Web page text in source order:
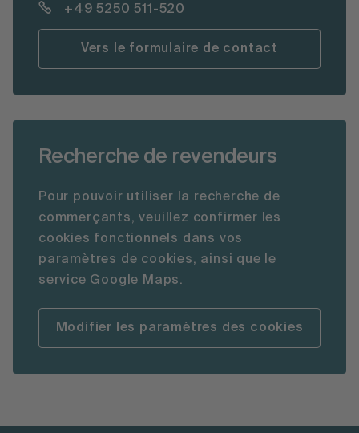
+49 5250 511-520
Vers le formulaire de contact
Recherche de revendeurs
Pour pouvoir utiliser la recherche de
commerçants, veuillez confirmer les
cookies fonctionnels dans vos
paramètres de cookies, ainsi que le
service Google Maps.
Modifier les paramètres des cookies